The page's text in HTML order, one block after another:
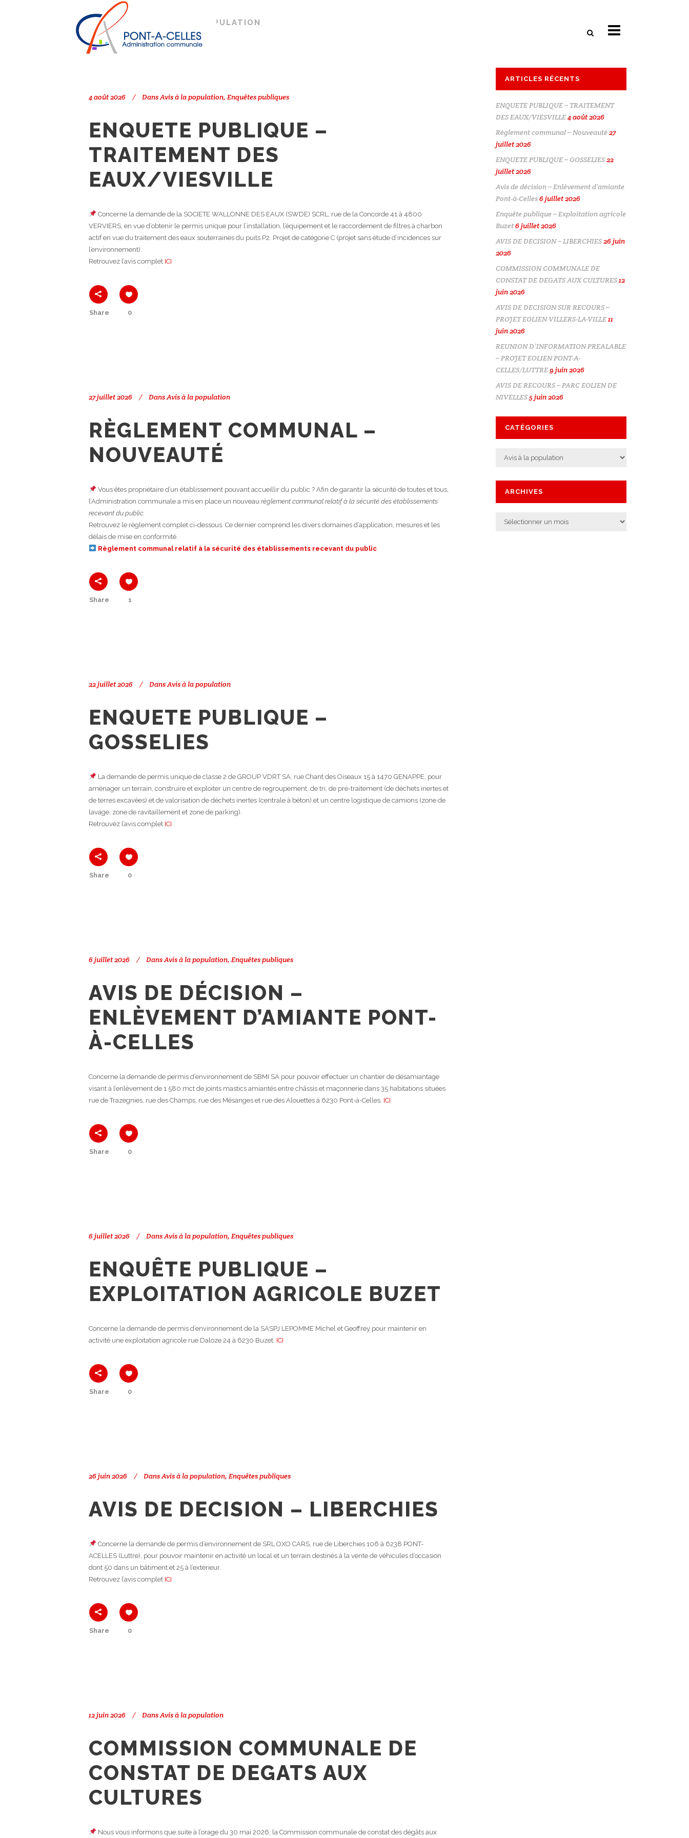
PONT-À-CELLES AVIS À LA POPULATION
4 août 2026 DansAvis à la population, Enquêtes publiques
ENQUETE PUBLIQUE –
TRAITEMENT DES
EAUX/VIESVILLE
Concerne la demande de la SOCIETE WALLONNE DES EAUX (SWDE) SCRL, rue de la Concorde 41 à 4800
VERVIERS, en vue d’obtenir le permis unique pour l’installation, l’équipement et le raccordement de filtres à charbon
actif en vue du traitement des eaux souterraines du puits P2. Projet de catégorie C (projet sans étude d’incidences sur
l’environnement).
Retrouvez l’avis complet ICI
Share 0
27 juillet 2026 DansAvis à la population
RÈGLEMENT COMMUNAL –
NOUVEAUTÉ
Vous êtes propriétaire d’un établissement pouvant accueillir du public ? Afin de garantir la sécurité de toutes et tous,
l’Administration communale a mis en place un nouveau règlement communal relatif à la sécurité des établissements
recevant du public.
Retrouvez le règlement complet ci-dessous. Ce dernier comprend les divers domaines d’application, mesures et les
délais de mise en conformité.
Règlement communal relatif à la sécurité des établissements recevant du public
Share 1
22 juillet 2026 DansAvis à la population
ENQUETE PUBLIQUE –
GOSSELIES
La demande de permis unique de classe 2 de GROUP VDRT SA, rue Chant des Oiseaux 15 à 1470 GENAPPE, pour
aménager un terrain, construire et exploiter un centre de regroupement, de tri, de pré-traitement (de déchets inertes et
de terres excavées) et de valorisation de déchets inertes (centrale à béton) et un centre logistique de camions (zone de
lavage, zone de ravitaillement et zone de parking).
Retrouvez l’avis complet ICI
Share 0
6 juillet 2026 DansAvis à la population, Enquêtes publiques
AVIS DE DÉCISION –
ENLÈVEMENT D’AMIANTE PONT-
À-CELLES
Concerne la demande de permis d’environnement de SBMI SA pour pouvoir effectuer un chantier de désamiantage
visant à l’enlèvement de 1 580 mct de joints mastics amiantés entre châssis et maçonnerie dans 35 habitations situées
rue de Trazegnies, rue des Champs, rue des Mésanges et rue des Alouettes à 6230 Pont-à-Celles. ICI
Share 0
6 juillet 2026 DansAvis à la population, Enquêtes publiques
ENQUÊTE PUBLIQUE –
EXPLOITATION AGRICOLE BUZET
Concerne la demande de permis d’environnement de la SASPJ LEPOMME Michel et Geoffrey pour maintenir en
activité une exploitation agricole rue Daloze 24 à 6230 Buzet. ICI
Share 0
26 juin 2026 DansAvis à la population, Enquêtes publiques
AVIS DE DECISION – LIBERCHIES
Concerne la demande de permis d’environnement de SRL OXO CARS, rue de Liberchies 106 à 6238 PONT-
ACELLES (Luttre), pour pouvoir maintenir en activité un local et un terrain destinés à la vente de véhicules d’occasion
dont 50 dans un bâtiment et 25 à l’extérieur.
Retrouvez l’avis complet ICI
Share 0
12 juin 2026 DansAvis à la population
COMMISSION COMMUNALE DE
CONSTAT DE DEGATS AUX
CULTURES
Nous vous informons que suite à l’orage du 30 mai 2026, la Commission communale de constat des dégâts aux
ARTICLES RÉCENTS
ENQUETE PUBLIQUE – TRAITEMENT
DES EAUX/VIESVILLE4 août 2026
Règlement communal – Nouveauté27
juillet 2026
ENQUETE PUBLIQUE – GOSSELIES22
juillet 2026
Avis de décision – Enlèvement d’amiante
Pont-à-Celles6 juillet 2026
Enquête publique – Exploitation agricole
Buzet6 juillet 2026
AVIS DE DECISION – LIBERCHIES26 juin
2026
COMMISSION COMMUNALE DE
CONSTAT DE DEGATS AUX CULTURES12
juin 2026
AVIS DE DECISION SUR RECOURS –
PROJET EOLIEN VILLERS-LA-VILLE11
juin 2026
REUNION D’INFORMATION PREALABLE
– PROJET EOLIEN PONT-A-
CELLES/LUTTRE9 juin 2026
AVIS DE RECOURS – PARC EOLIEN DE
NIVELLES5 juin 2026
CATÉGORIES
Catégories
ARCHIVES
Archives